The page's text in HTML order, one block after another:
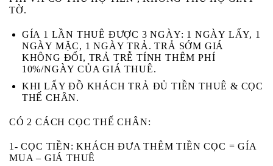
TỜ.
GÍA 1 LẦN THUÊ ĐƯỢC 3 NGÀY: 1 NGÀY LẤY, 1
NGÀY MẶC, 1 NGÀY TRẢ. TRẢ SỚM GIÁ
KHÔNG ĐỔI, TRẢ TRỄ TÍNH THÊM PHÍ
10%/NGÀY CỦA GIÁ THUÊ.
KHI LẤY ĐỒ KHÁCHTRẢ ĐỦ TIỀN THUÊ & CỌC
THẾ CHÂN.
CÓ 2 CÁCH CỌC THẾ CHÂN:
1- CỌC TIỀN: KHÁCH ĐƯA THÊM TIỀN CỌC = GÍA
MUA – GIÁ THUÊ